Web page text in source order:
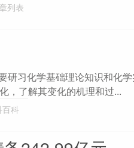
列表
研习化学基础理论知识和化
，了解其变化的机理和过...
科